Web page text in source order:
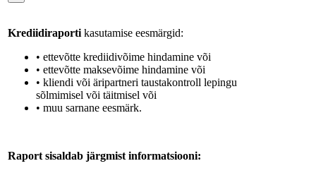
Krediidiraporti kasutamise eesmärgid:
• ettevõtte krediidivõime hindamine või
• ettevõtte maksevõime hindamine või
• kliendi või äripartneri taustakontroll lepingu
sõlmimisel või täitmisel või
• muu sarnane eesmärk.
Raport sisaldab järgmist informatsiooni: